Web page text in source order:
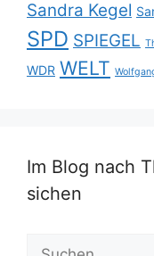
Sandra Kegel
SPD SPIEGEL
WDR WELT
Im Blog nach
sichen
Suche